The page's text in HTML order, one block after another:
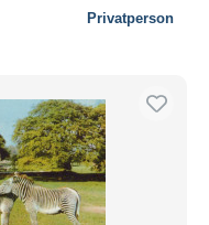
Privatperson